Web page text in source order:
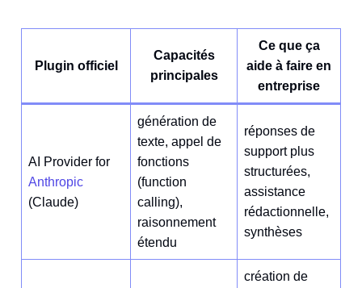
Plugin officiel
Capacités
principales
Ce que ça
aide à faire en
entreprise
AI Provider for
Anthropic
(Claude)
génération de
texte, appel de
fonctions
(function
calling),
raisonnement
étendu
réponses de
support plus
structurées,
assistance
rédactionnelle,
synthèses
création de